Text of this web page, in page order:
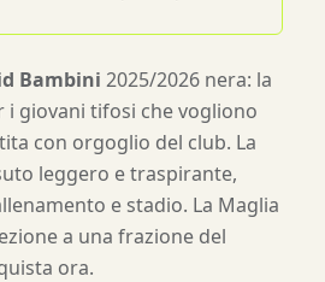
Bambini 2025/2026 nera: la
i giovani tifosi che vogliono
con orgoglio del club. La
leggero e traspirante,
e stadio. La Maglia
a una frazione del
ora.